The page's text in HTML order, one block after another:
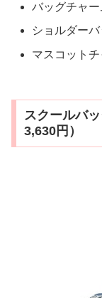
バッグチャ
ショルダー
マスコット
スクールバ
3,630円）